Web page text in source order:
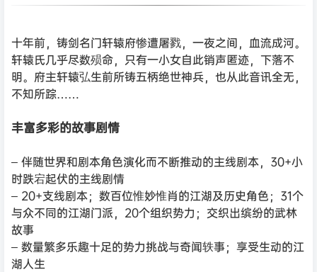
十年前，铸剑名门轩辕府惨遭屠戮，一夜之间，血流成河。
轩辕氏几乎尽数殒命，只有一小女自此销声匿迹，下落不
明。府主轩辕弘生前所铸五柄绝世神兵，也从此音讯全无，
不知所踪……
丰富多彩的故事剧情
– 伴随世界和剧本角色演化而不断推动的主线剧本，30+小
时跌宕起伏的主线剧情
– 20+支线剧本；数百位惟妙惟肖的江湖及历史角色；31个
与众不同的江湖门派，20个组织势力；交织出缤纷的武林
故事
– 数量繁多乐趣十足的势力挑战与奇闻轶事；享受生动的江
湖人生